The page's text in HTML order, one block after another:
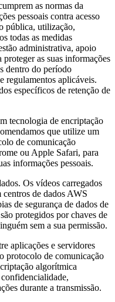
as normas da
pessoais contra acesso
pública, utilização,
todas as medidas
administrativa, apoio
as suas informações
dentro do período
regulamentos aplicáveis.
específicos de retenção de
tecnologia de encriptação
que utilize um
de comunicação
ou Apple Safari, para
informações pessoais.
Os vídeos carregados
de dados AWS
de segurança de dados de
protegidos por chaves de
sem a sua permissão.
aplicações e servidores
protocolo de comunicação
algorítmica
durante a transmissão.